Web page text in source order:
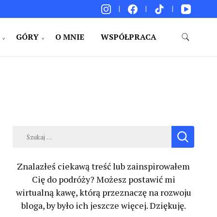
GÓRY O MNIE WSPÓŁPRACA
Szukaj:
Znalazłeś ciekawą treść lub zainspirowałem
Cię do podróży? Możesz postawić mi
wirtualną kawę, którą przeznaczę na rozwoju
bloga, by było ich jeszcze więcej. Dziękuję.